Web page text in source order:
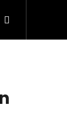
Nákupní